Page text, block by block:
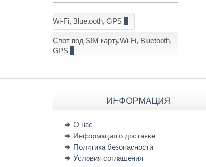
Wi-Fi, Bluetooth, GPS 1
Слот под SIM карту,Wi-Fi, Bluetooth,
GPS 7
ИНФОРМАЦИЯ
О нас
Информация о доставке
Политика безопасности
Условия соглашения